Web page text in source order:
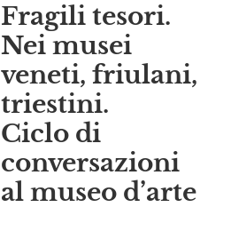
Fragili tesori.
Nei musei
veneti, friulani,
triestini.
Ciclo di
conversazioni
al museo d’arte